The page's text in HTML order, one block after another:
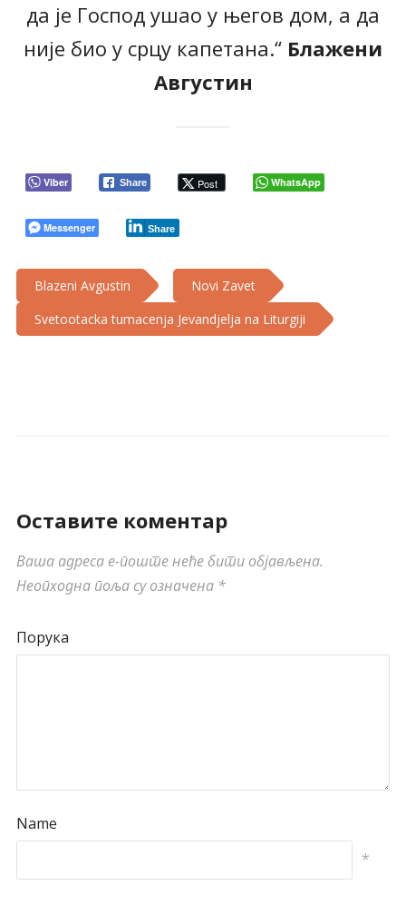
да је Господ ушао у његов дом, а да
није био у срцу капетана.“ Блажени
Августин
Viber Share Post WhatsApp
Messenger Share
Blazeni Avgustin
Novi Zavet
Svetootacka tumacenja Jevandjelja na Liturgiji
Оставите коментар
Ваша адреса е-поште неће бити објављена.
Неопходна поља су означена *
Порука
Name
*